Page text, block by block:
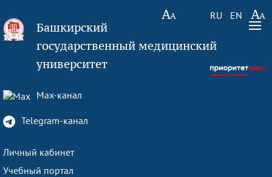
RU EN
Башкирский
государственный медицинский
университет
Max-канал
Telegram-канал
Личный кабинет
Учебный портал